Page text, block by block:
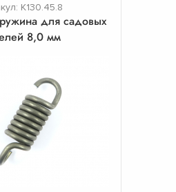
К130.45.8
для садовых
8,0 мм